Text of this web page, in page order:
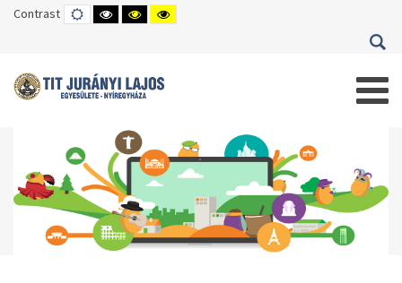
Contrast DEFAULT
MODE
HIGH
CONTRAST
HIGH
CONTRAST
HIGH
CONTRAST